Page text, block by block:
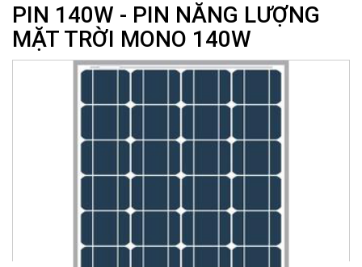
PIN 140W - PIN NĂNG LƯỢNG
MẶT TRỜI MONO 140W